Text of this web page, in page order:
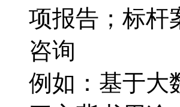
项报告；标杆
咨询
例如：基于大